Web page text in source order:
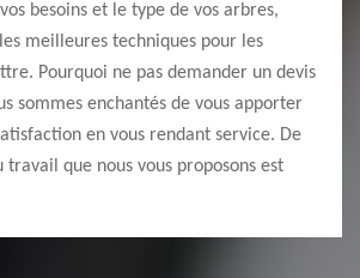
besoins et le type de vos arbres,
meilleures techniques pour les
Pourquoi ne pas demander un devis
sommes enchantés de vous apporter
en vous rendant service. De
travail que nous vous proposons est